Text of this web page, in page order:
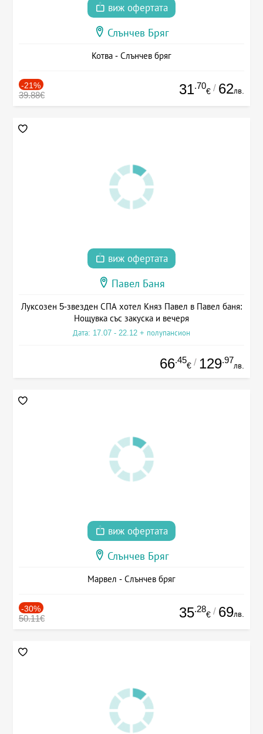
виж офертата
Слънчев Бряг
Котва - Слънчев бряг
-21%
39.88€ 31.70
€ / 62лв.
виж офертата
Павел Баня
Луксозен 5-звезден СПА хотел Княз Павел в Павел баня:
Нощувка със закуска и вечеря
Дата: 17.07 - 22.12 + полупансион
66.45
€ / 129.97
лв.
виж офертата
Слънчев Бряг
Марвел - Слънчев бряг
-30%
50.11€ 35.28
€ / 69лв.